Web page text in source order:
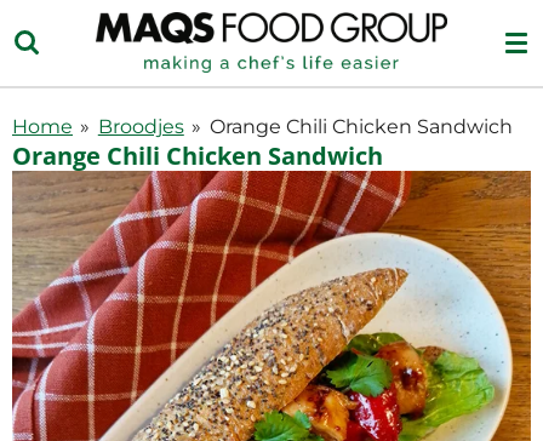
direct
naar
hoofdinhoud
Home » Broodjes » Orange Chili Chicken Sandwich
Orange Chili Chicken Sandwich